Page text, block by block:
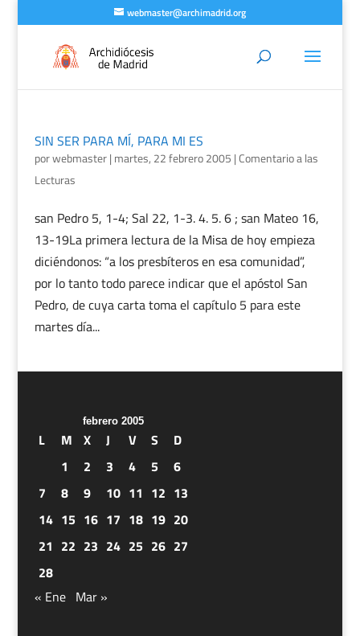
webmaster@archimadrid.org
SIN SER PARA MÍ, PARA MI ES
porwebmaster| martes, 22 febrero 2005 |Comentario a las
Lecturas
san Pedro 5, 1-4; Sal 22, 1-3. 4. 5. 6 ; san Mateo 16,
13-19La primera lectura de la Misa de hoy empieza
diciéndonos: “a los presbíteros en esa comunidad”,
por lo tanto todo parece indicar que el apóstol San
Pedro, de cuya carta toma el capítulo 5 para este
martes día...
febrero 2005
L M X J V S
D
1
2 3 4 5
6
7
8 9 10 11 12 13
14 15 16 17 18 19 20
21 22 23 24 25 26 27
28
« Ene Mar »